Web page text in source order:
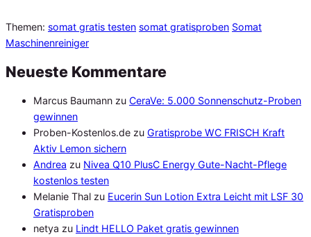
Themen: somat gratis testen somat gratisproben Somat
Maschinenreiniger
Neueste Kommentare
Marcus Baumann zu CeraVe: 5.000 Sonnenschutz-Proben
gewinnen
Proben-Kostenlos.de zu Gratisprobe WC FRISCH Kraft
Aktiv Lemon sichern
Andrea zu Nivea Q10 PlusC Energy Gute-Nacht-Pflege
kostenlos testen
Melanie Thal zu Eucerin Sun Lotion Extra Leicht mit LSF 30
Gratisproben
netya zu Lindt HELLO Paket gratis gewinnen